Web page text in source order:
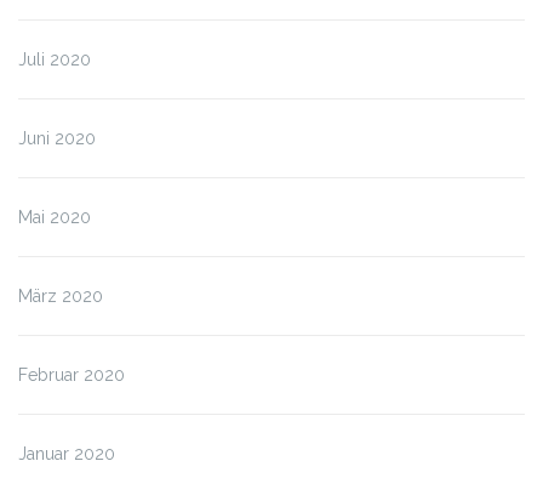
Juli 2020
Juni 2020
Mai 2020
März 2020
Februar 2020
Januar 2020